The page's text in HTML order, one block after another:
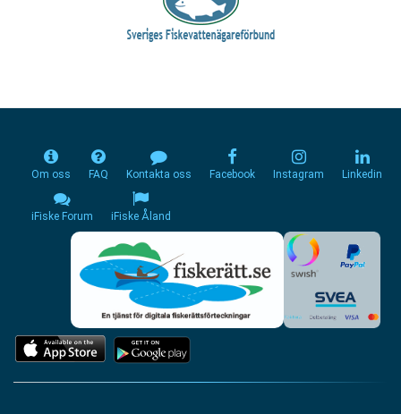
Om oss FAQ Kontakta oss Facebook Instagram Linkedin
iFiske Forum iFiske Åland